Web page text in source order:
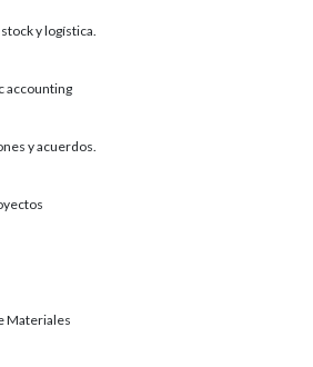
y logística.
accounting
y acuerdos.
Materiales